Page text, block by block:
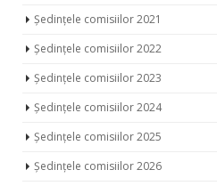
Ședințele comisiilor 2021
Ședințele comisiilor 2022
Ședințele comisiilor 2023
Ședințele comisiilor 2024
Ședințele comisiilor 2025
Ședințele comisiilor 2026